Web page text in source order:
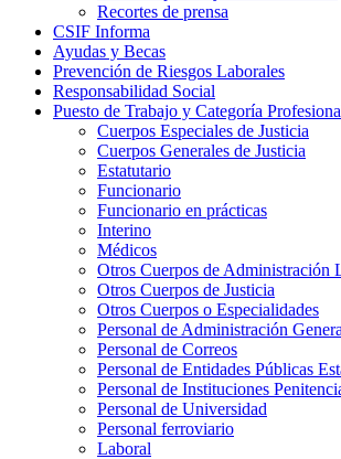
Recortes de prensa
CSIF Informa
Ayudas y Becas
Prevención de Riesgos Laborales
Responsabilidad Social
Puesto de Trabajo y Categoría
Cuerpos Especiales de Justicia
Cuerpos Generales de Justicia
Estatutario
Funcionario
Funcionario en prácticas
Interino
Médicos
Otros Cuerpos de Administración
Otros Cuerpos de Justicia
Otros Cuerpos o Especialidades
Personal de Administración
Personal de Correos
Personal de Entidades Públicas
Personal de Instituciones
Personal de Universidad
Personal ferroviario
Laboral